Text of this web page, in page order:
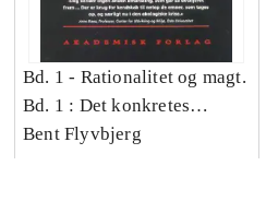
Bd. 1 - Rationalitet og magt.
Bd. 1 : Det konkretes
videnskab
Bent Flyvbjerg